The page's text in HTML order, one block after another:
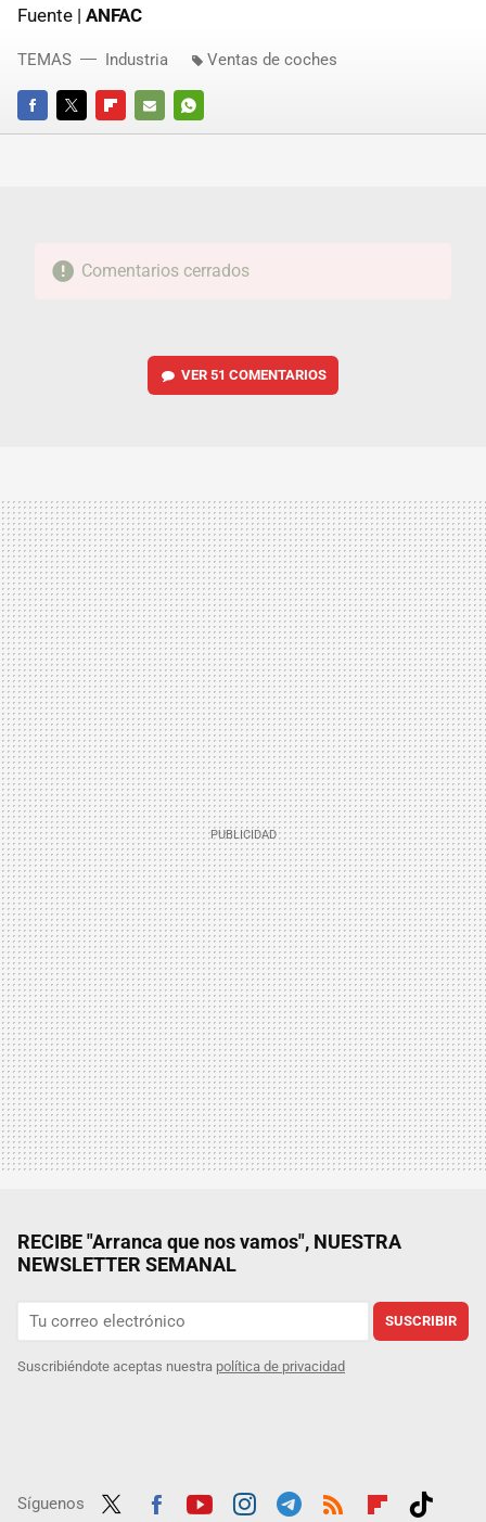
Fuente | ANFAC
FACEBOOKTWITTERFLIPBOARD
E-
WHATSAPP
TEMAS Industria Ventas de coches
Comentarios cerrados
VER 51 COMENTARIOS
RECIBE "Arranca que nos vamos", NUESTRA
NEWSLETTER SEMANAL
SUSCRIBIR
Suscribiéndote aceptas nuestra política de privacidad
Síguenos